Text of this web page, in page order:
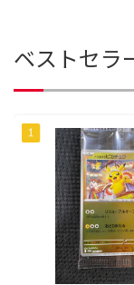
ベストセラ